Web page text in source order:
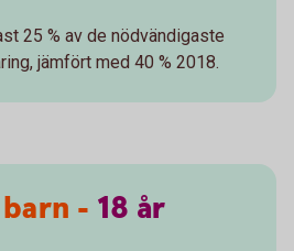
25 % av de nödvändigaste
jämfört med 40 % 2018.
- 18 år